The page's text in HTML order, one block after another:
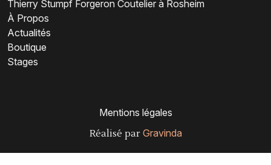
Thierry Stumpf Forgeron Coutelier à Rosheim
À Propos
Actualités
Boutique
Stages
Mentions légales
Réalisé par Gravinda